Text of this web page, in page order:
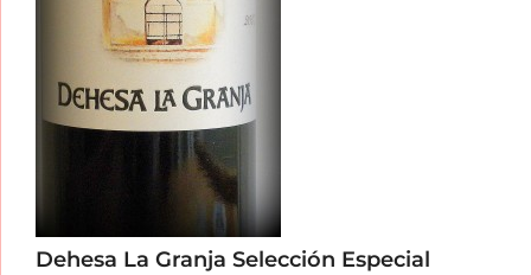
Dehesa La Granja Selección Especial